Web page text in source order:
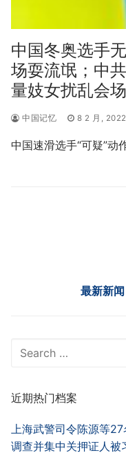
中国冬奥选手
场耍流氓；中
量妓女扰乱会
中国记忆 8 2 月, 2022
中国速滑选手“可疑”
最新新闻
Search
近期热门档案
上海武警司令陈源等
调查并集中关押证人被